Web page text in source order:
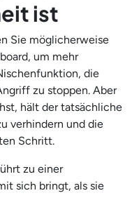
ist
Sie möglicherweise
um mehr
die
zu stoppen. Aber
hält der tatsächliche
verhindern und die
Schritt.
zu einer
sich bringt, als sie